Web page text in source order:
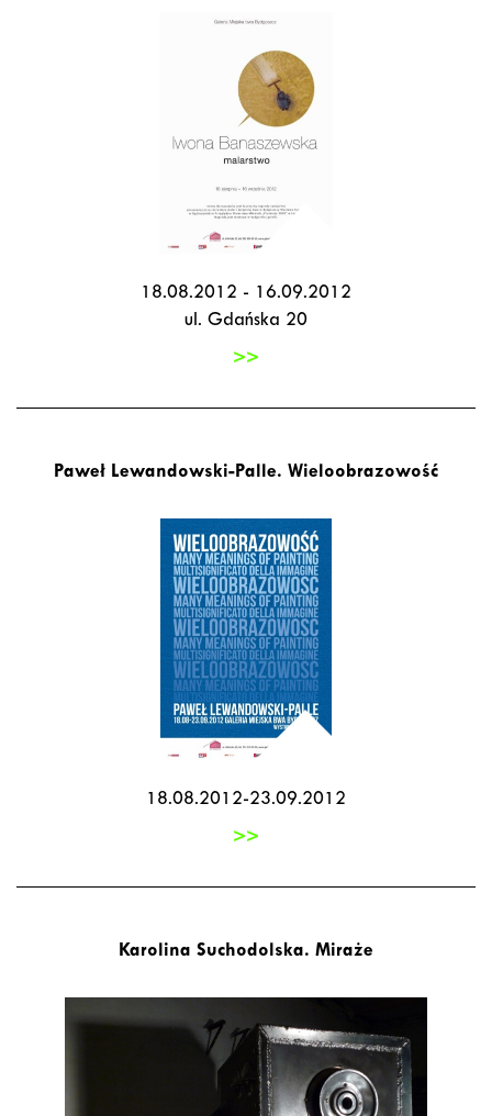
18.08.2012 - 16.09.2012
ul. Gdańska 20
>>
Paweł Lewandowski-Palle. Wieloobrazowość
18.08.2012-23.09.2012
>>
Karolina Suchodolska. Miraże